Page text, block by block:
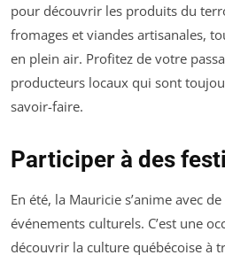
pour découvrir les produits du
fromages et viandes artisanales,
en plein air. Profitez de votre
producteurs locaux qui sont
savoir-faire.
Participer à des
En été, la Mauricie s’anime avec
événements culturels. C’est une
découvrir la culture québécoise à